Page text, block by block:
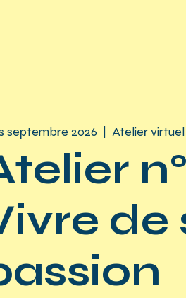
septembre 2026 Atelier virtuel
n°
de